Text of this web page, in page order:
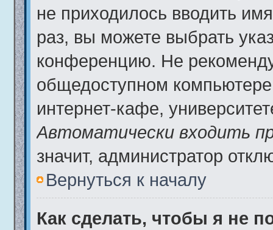
не приходилось вводить
раз, вы можете выбрать
конференцию. Не
общедоступном
интернет-кафе,
Автоматически входить
значит, администратор
Вернуться к началу
Как сделать, чтобы я не